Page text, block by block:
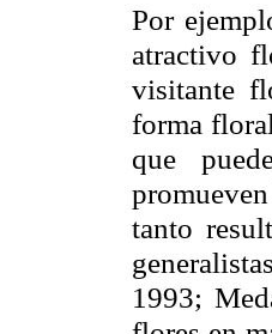
Por
atractivo
visitante
forma
que
tanto
1993;